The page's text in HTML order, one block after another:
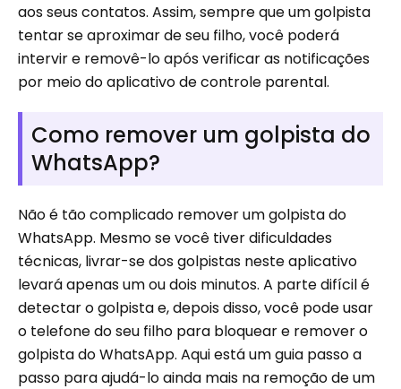
aos seus contatos. Assim, sempre que um golpista
tentar se aproximar de seu filho, você poderá
intervir e removê-lo após verificar as notificações
por meio do aplicativo de controle parental.
Como remover um golpista do
WhatsApp?
Não é tão complicado remover um golpista do
WhatsApp. Mesmo se você tiver dificuldades
técnicas, livrar-se dos golpistas neste aplicativo
levará apenas um ou dois minutos. A parte difícil é
detectar o golpista e, depois disso, você pode usar
o telefone do seu filho para bloquear e remover o
golpista do WhatsApp. Aqui está um guia passo a
passo para ajudá-lo ainda mais na remoção de um